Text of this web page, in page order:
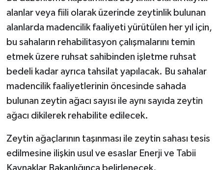
alanlar veya fiili olarak üzerinde zeytinlik bulunan
alanlarda madencilik faaliyeti yürütülen her yıl için,
bu sahaların rehabilitasyon çalışmalarını temin
etmek üzere ruhsat sahibinden işletme ruhsat
bedeli kadar ayrıca tahsilat yapılacak. Bu sahalar
madencilik faaliyetlerinin öncesinde sahada
bulunan zeytin ağacı sayısı ile aynı sayıda zeytin
ağacı dikilerek rehabilite edilecek.
Zeytin ağaçlarının taşınması ile zeytin sahası tesis
edilmesine ilişkin usul ve esaslar Enerji ve Tabii
Kaynaklar Bakanlığınca belirlenecek.